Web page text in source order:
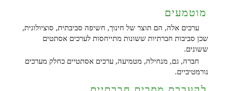
מוטמעים
ערכים אלה, הם תוצר של חינוך, חשיפה סביבתית, סוציולוגית,
שכן סביבות חברתיות ששונות מתייחסות לערכים אסתטים
ששונים.
חברה, גם, מנחילה, מטמיעה, ערכים אסתטיים כחלק מערכים
נורמטיביים.